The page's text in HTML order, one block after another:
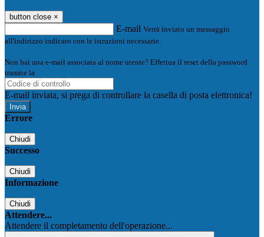
button close ×
E-mail Verrà inviato un messaggio
all'indirizzo indicato con le istruzioni necessarie.
Non hai una e-mail associata al nome utente? Effettua il reset della password
tramite la
E-mail inviata, si prega di controllare la casella di posta elettronica!
Errore
Chiudi
Successo
Chiudi
Informazione
Chiudi
Attendere...
Attendere il completamento dell'operazione...